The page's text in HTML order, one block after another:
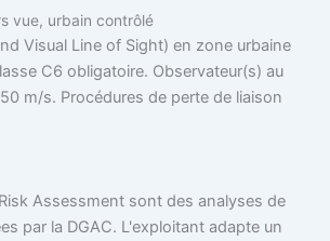
vue, urbain contrôlé
Visual Line of Sight) en zone urbaine
C6 obligatoire. Observateur(s) au
m/s. Procédures de perte de liaison
Assessment sont des analyses de
par la DGAC. L'exploitant adapte un